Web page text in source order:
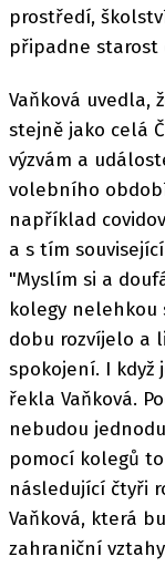
prostředí,
připadne starost
Vaňková uvedla,
stejně jako celá
výzvám a
volebního
například
a s tím
"Myslím si a
kolegy nelehkou
dobu rozvíjelo a
spokojení. I když
řekla Vaňková.
nebudou
pomocí kolegů
následující čtyři
Vaňková, která
zahraniční